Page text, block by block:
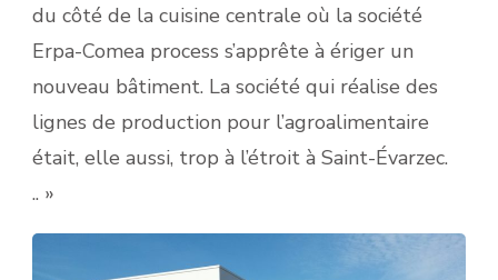
du côté de la cuisine centrale où la société
Erpa-Comea process s’apprête à ériger un
nouveau bâtiment. La société qui réalise des
lignes de production pour l’agroalimentaire
était, elle aussi, trop à l’étroit à Saint-Évarzec.
.. »